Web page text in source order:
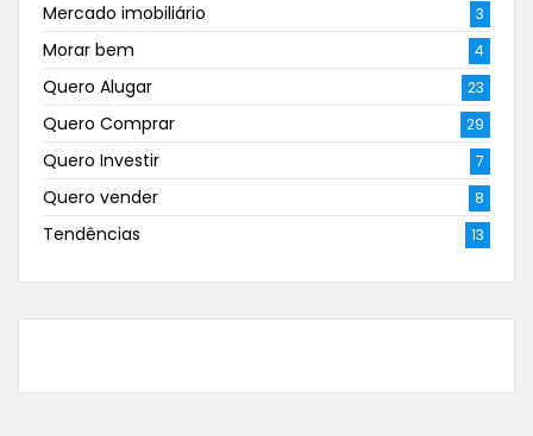
Mercado imobiliário 3
Morar bem 4
Quero Alugar 23
Quero Comprar 29
Quero Investir 7
Quero vender 8
Tendências 13